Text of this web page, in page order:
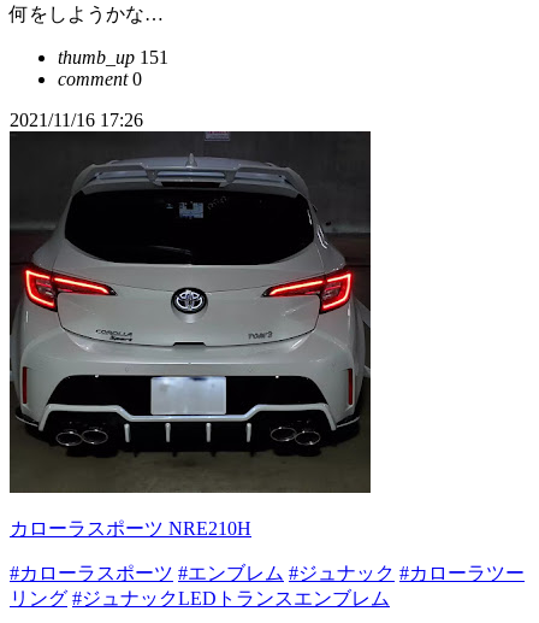
何をしようかな…
thumb_up 151
comment0
2021/11/16 17:26
カローラスポーツ NRE210H
#カローラスポーツ #エンブレム #ジュナック #カローラツー
リング #ジュナックLEDトランスエンブレム